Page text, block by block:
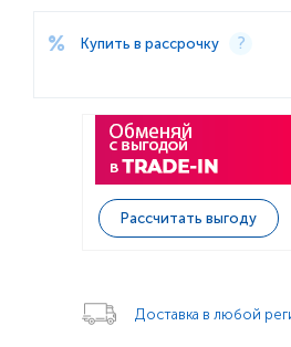
Купить в рассрочку
Рассчитать выгоду
Доставка в любой